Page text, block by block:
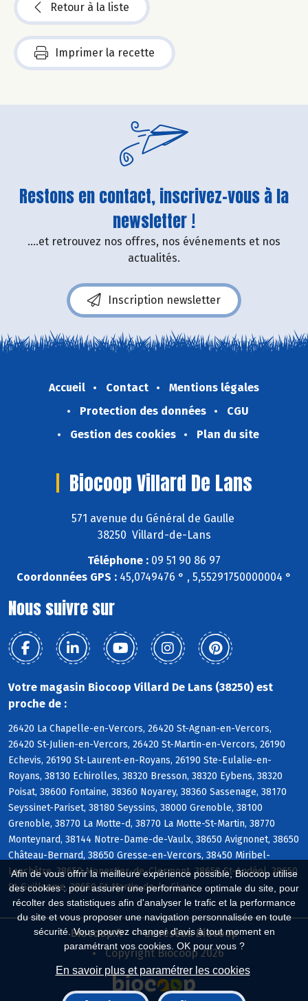
Afin de vous offrir la meilleure expérience possible, Biocoop utilise
des cookies : pour assurer une performance optimale du site, pour
récolter des statistiques afin d'analyser le trafic et la performance
du site et vous proposer une navigation personnalisée en toute
sécurité. Vous pouvez changer d'avis à tout moment en
paramétrant vos cookies. OK pour vous ?
En savoir plus et paramétrer les cookies
Retour à la liste
Imprimer la recette
Restons en contact, inscrivez-vous à la
newsletter !
....et retrouvez nos offres, nos événements et nos
actualités.
Inscription newsletter
Accueil Contact
Mentions légales
Protection des données
CGU
Gestion des cookies
Plan du site
Biocoop Villard De Lans
571 avenue du Général de Gaulle
38250 Villard-de-Lans
Téléphone : 09 51 90 86 97
Coordonnées GPS : 45,0749476 ° , 5,55291750000004 °
Nous suivre sur
Votre magasin Biocoop Villard De Lans (38250) est
proche de :
26420 La Chapelle-en-Vercors, 26420 St-Agnan-en-Vercors,
26420 St-Julien-en-Vercors, 26420 St-Martin-en-Vercors, 26190
Echevis, 26190 St-Laurent-en-Royans, 26190 Ste-Eulalie-en-
Royans, 38130 Echirolles, 38320 Bresson, 38320 Eybens, 38320
Poisat, 38600 Fontaine, 38360 Noyarey, 38360 Sassenage, 38170
Seyssinet-Pariset, 38180 Seyssins, 38000 Grenoble, 38100
Grenoble, 38770 La Motte-d, 38770 La Motte-St-Martin, 38770
Monteynard, 38144 Notre-Dame-de-Vaulx, 38650 Avignonet, 38650
Château-Bernard, 38650 Gresse-en-Vercors, 38450 Miribel-
Lanchâtre, 38650 Monestier-de-Clermont, 38650 St-Andéol, 38650
St-Guillaume, 38650 St-Martin-de-la-Cluze
Biocoop.fr
Le réseau Biocoop
Copyright Biocoop 2026